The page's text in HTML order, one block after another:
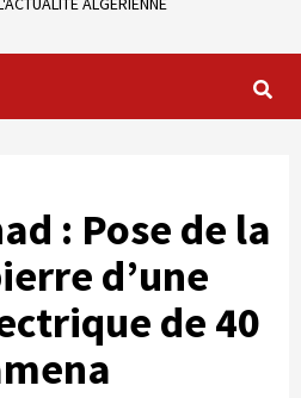
: Pose de la
d’une
de 40